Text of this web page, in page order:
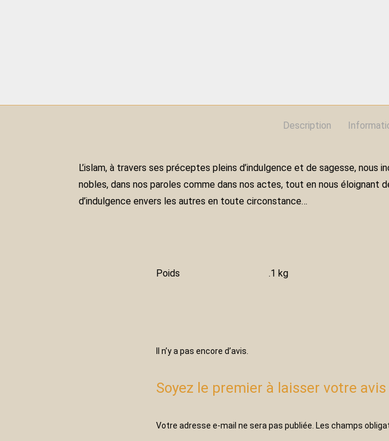
Description
L’islam, à travers ses préceptes pleins d’indulgence et de sagesse,
nobles, dans nos paroles comme dans nos actes, tout en nous
d’indulgence envers les autres en toute circonstance…
Poids .1 kg
Il n’y a pas encore d’avis.
Soyez le premier à laisser votre avis
Votre adresse e-mail ne sera pas publiée. Les champs